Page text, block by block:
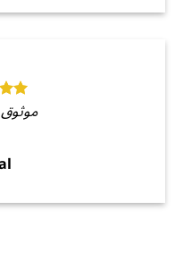
موثوق ومضمون